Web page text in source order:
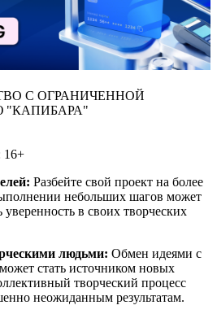
С ОГРАНИЧЕННОЙ
"КАПИБАРА"
16+
Разбейте свой проект на более
небольших шагов может
уверенность в своих творческих
людьми: Обмен идеями с
стать источником новых
творческий процесс
неожиданным результатам.